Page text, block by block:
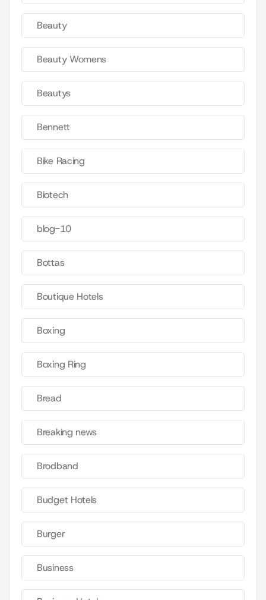
Beauty
Beauty Womens
Beautys
Bennett
Bike Racing
Biotech
blog-10
Bottas
Boutique Hotels
Boxing
Boxing Ring
Bread
Breaking news
Brodband
Budget Hotels
Burger
Business